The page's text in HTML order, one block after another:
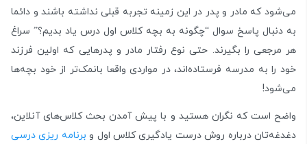
می‌شود که مادر و پدر در این زمینه تجربه قبلی نداشته باشند و دائما
به دنبال پاسخ سوال “چگونه به بچه کلاس اول درس یاد بدیم؟” سراغ
هر مرجعی را بگیرند. حتی نوع رفتار مادر و پدرهایی که اولین فرزند
خود را به مدرسه فرستاده‌اند، در مواردی واقعا بانمک‌تر از خود بچه‌ها
می‌شود!
واضح است که نگران هستید و با پیش آمدن بحث کلاس‌های آنلاین،
دغدغه‌تان درباره روش درست یادگیری کلاس اول و برنامه ریزی درسی